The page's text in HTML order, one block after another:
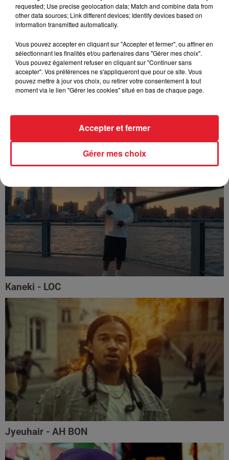
Franglish & Keblack - Génération Impolie
Kaneki - LOC
Jyeuhair - AH BON
requested; Use precise geolocation data; Match and combine data from
other data sources; Link different devices; Identify devices based on
information transmitted automatically.
Vous pouvez accepter en cliquant sur "Accepter et fermer", ou affiner en
sélectionnant les finalités et/ou partenaires dans "Gérer mes choix".
Vous pouvez également refuser en cliquant sur "Continuer sans
accepter". Vos préférences ne s'appliqueront que pour ce site. Vous
pouvez mettre à jour vos choix, ou retirer votre consentement à tout
moment via le lien "Gérer les cookies" situé en bas de chaque page.
Gérer mes choix
Accepter et fermer